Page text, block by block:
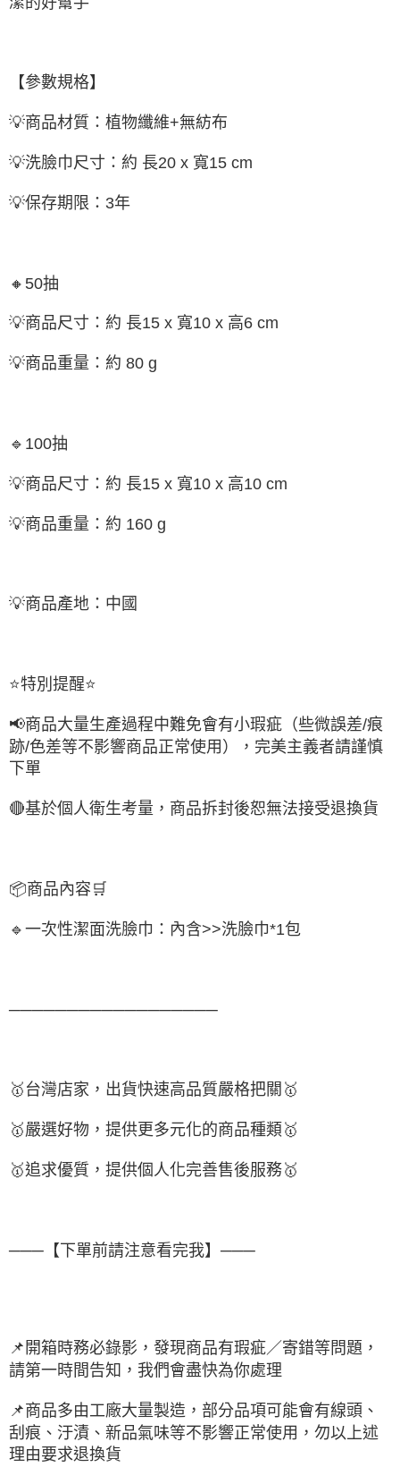
【參數規格】
💡商品材質：植物纖維+無紡布
💡洗臉巾尺寸：約 長20 x 寬15 cm
💡保存期限：3年
🔸50抽
💡商品尺寸：約 長15 x 寬10 x 高6 cm
💡商品重量：約 80 g
🔹100抽
💡商品尺寸：約 長15 x 寬10 x 高10 cm
💡商品重量：約 160 g
💡商品產地：中國
⭐特別提醒⭐
📢商品大量生產過程中難免會有小瑕疵（些微誤差/痕
跡/色差等不影響商品正常使用），完美主義者請謹慎
下單
🔴基於個人衛生考量，商品拆封後恕無法接受退換貨
📦商品內容🛒
🔹一次性潔面洗臉巾：內含>>洗臉巾*1包
──────────────────
🥇台灣店家，出貨快速高品質嚴格把關🥇
🥇嚴選好物，提供更多元化的商品種類🥇
🥇追求優質，提供個人化完善售後服務🥇
───【下單前請注意看完我】───
📌開箱時務必錄影，發現商品有瑕疵／寄錯等問題，
請第一時間告知，我們會盡快為你處理
📌商品多由工廠大量製造，部分品項可能會有線頭、
刮痕、汙漬、新品氣味等不影響正常使用，勿以上述
理由要求退換貨